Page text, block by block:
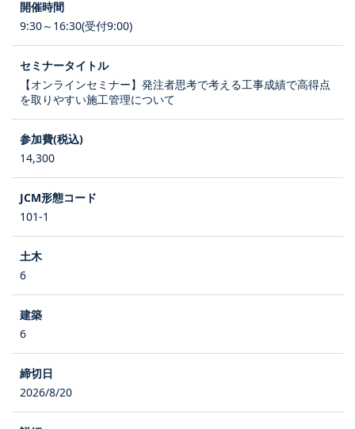
9:30～16:30(受付9:00)
【オンラインセミナー】発注者思考で考える工事成績で高得点
を取りやすい施工管理について
14,300
101-1
6
6
2026/8/20